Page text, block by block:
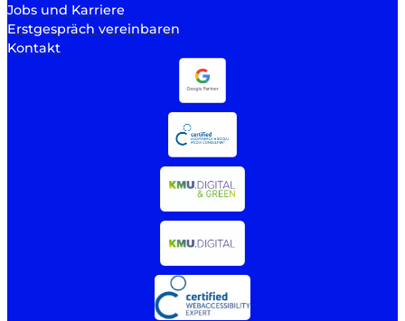
Jobs und Karriere
Erstgespräch vereinbaren
Kontakt